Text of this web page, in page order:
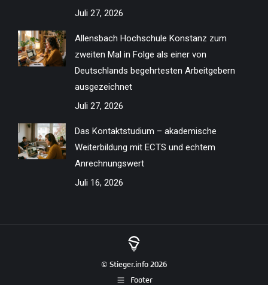
Juli 27, 2026
Allensbach Hochschule Konstanz zum
zweiten Mal in Folge als einer von
Deutschlands begehrtesten Arbeitgebern
ausgezeichnet
Juli 27, 2026
Das Kontaktstudium – akademische
Weiterbildung mit ECTS und echtem
Anrechnungswert
Juli 16, 2026
© Stieger.info 2026
Footer